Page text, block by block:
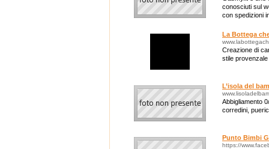
conosciuti sul
con spedizioni
La Bottega
Creazione di
stile
L’isola del
Abbigliamento
corredini,
Punto Bimbi
https://